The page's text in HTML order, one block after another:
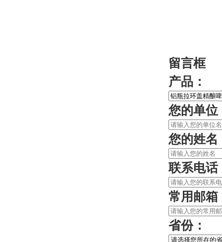
留言框
产品：
您的单位
您的姓名
联系电话
常用邮箱
省份：